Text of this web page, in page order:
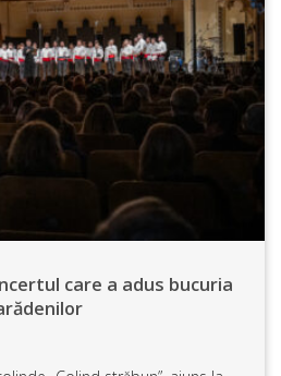
care a adus bucuria